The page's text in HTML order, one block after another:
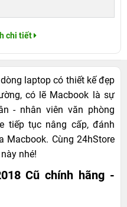
chi tiết
laptop có thiết kế đẹp
có lẽ Macbook là sự
- nhân viên văn phòng
tiếp tục nâng cấp, đánh
Macbook. Cùng 24hStore
nhé!
Cũ chính hãng -